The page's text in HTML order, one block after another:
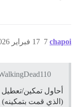
chapoi 17 فبراير 2026، 5:45م 7
أحاول تمكين/تعطيل
(الذي قمت بتمكينه)